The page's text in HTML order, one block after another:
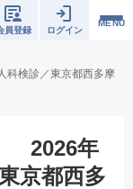
MENU
員登録 ログイン
検診／東京都西多摩
2026年
京都西多